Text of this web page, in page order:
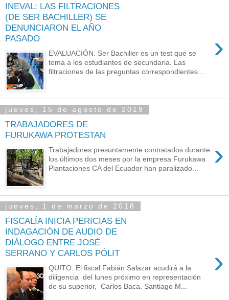
INEVAL: LAS FILTRACIONES
(DE SER BACHILLER) SE
DENUNCIARON EL AÑO
PASADO
›
EVALUACIÓN. Ser Bachiller es un test que se
toma a los estudiantes de secundaria. Las
filtraciones de las preguntas correspondientes...
jueves, 15 de agosto de 2019
TRABAJADORES DE
FURUKAWA PROTESTAN
›
Trabajadores presuntamente contratados durante
los últimos dos meses por la empresa Furukawa
Plantaciones CA del Ecuador han paralizado...
jueves, 1 de marzo de 2018
FISCALÍA INICIA PERICIAS EN
INDAGACIÓN DE AUDIO DE
DIÁLOGO ENTRE JOSÉ
SERRANO Y CARLOS PÓLIT
›
QUITO. El fiscal Fabián Salazar acudirá a la
diligencia del lunes próximo en representación
de su superior, Carlos Baca. Santiago M...